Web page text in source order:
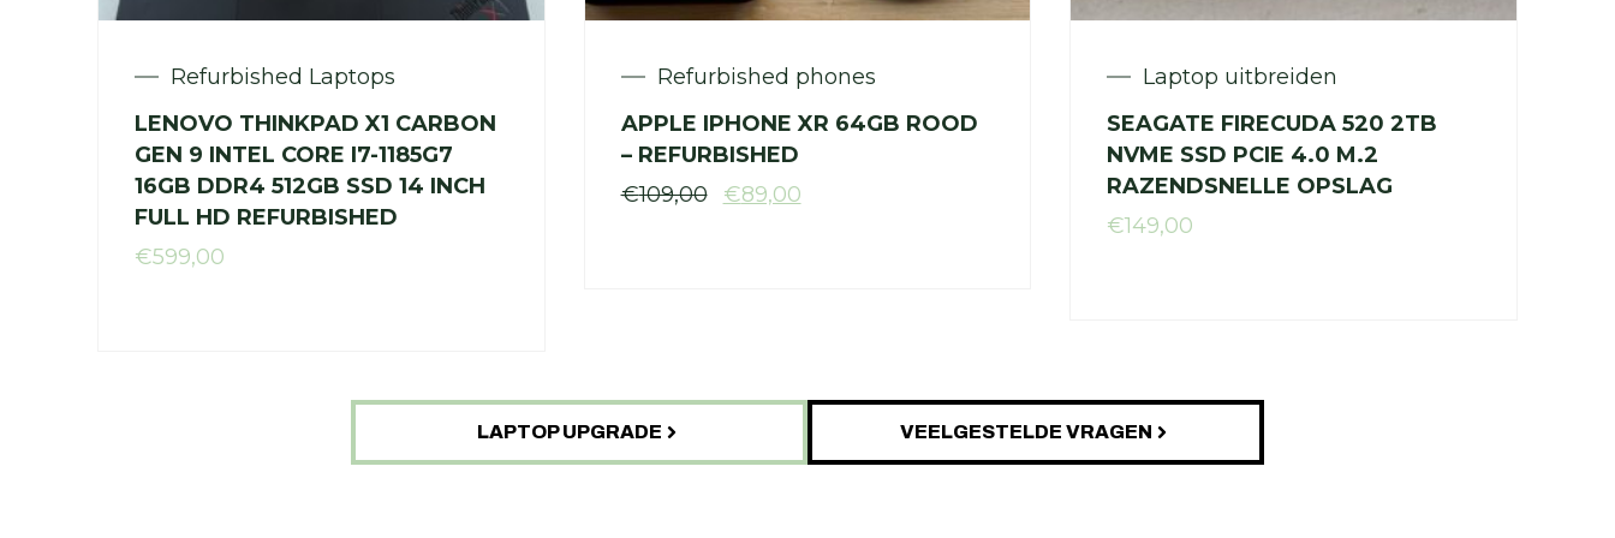
Refurbished Laptops
LENOVO THINKPAD X1 CARBON
GEN 9 INTEL CORE I7-1185G7
16GB DDR4 512GB SSD 14 INCH
FULL HD REFURBISHED
€599,00
Refurbished phones
APPLE IPHONE XR 64GB ROOD
– REFURBISHED
€109,00 €89,00
Laptop uitbreiden
SEAGATE FIRECUDA 520 2TB
NVME SSD PCIE 4.0 M.2
RAZENDSNELLE OPSLAG
€149,00
LAPTOP UPGRADE VEELGESTELDE VRAGEN